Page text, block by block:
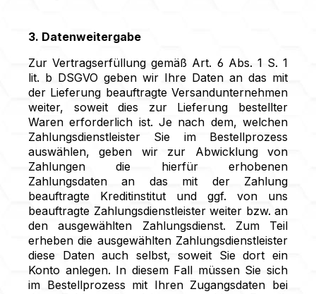
3. Datenweitergabe
Zur Vertragserfüllung gemäß Art. 6 Abs. 1 S. 1
lit. b DSGVO geben wir Ihre Daten an das mit
der Lieferung beauftragte Versandunternehmen
weiter, soweit dies zur Lieferung bestellter
Waren erforderlich ist. Je nach dem, welchen
Zahlungsdienstleister Sie im Bestellprozess
auswählen, geben wir zur Abwicklung von
Zahlungen die hierfür erhobenen
Zahlungsdaten an das mit der Zahlung
beauftragte Kreditinstitut und ggf. von uns
beauftragte Zahlungsdienstleister weiter bzw. an
den ausgewählten Zahlungsdienst. Zum Teil
erheben die ausgewählten Zahlungsdienstleister
diese Daten auch selbst, soweit Sie dort ein
Konto anlegen. In diesem Fall müssen Sie sich
im Bestellprozess mit Ihren Zugangsdaten bei